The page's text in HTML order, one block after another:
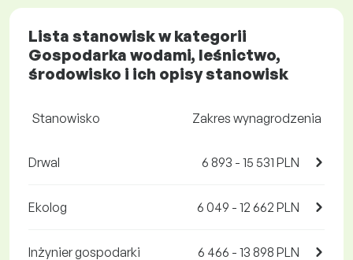
Lista stanowisk w kategorii
Gospodarka wodami, leśnictwo,
środowisko i ich opisy stanowisk
Stanowisko Zakres wynagrodzenia
Drwal 6 893 - 15 531 PLN
Ekolog 6 049 - 12 662 PLN
Inżynier gospodarki
6 466 - 13 898 PLN